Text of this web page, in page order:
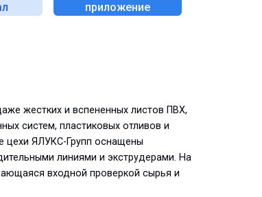
приложение
жестких и вспененных листов ПВХ,
систем, пластиковых отливов и
цехи ЯЛУКС-Групп оснащены
линиями и экструдерами. На
входной проверкой сырья и